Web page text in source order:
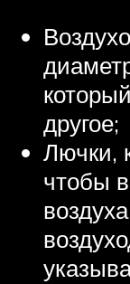
другое;
Лючки,
чтобы